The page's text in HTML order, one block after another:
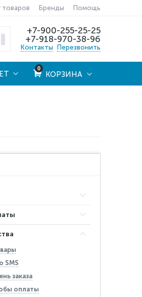
товаров Бренды Помощь
+7-900-255-25-25
+7-918-970-38-96
Контакты Перезвонить
0
КОРЗИНА
SMS
заказа
оплаты